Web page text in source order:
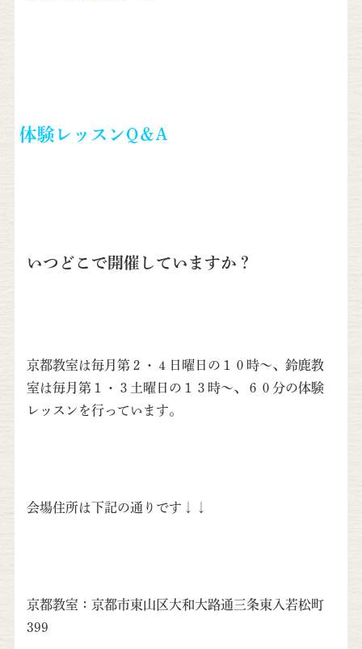
体験レッスンQ＆A
いつどこで開催していますか？
京都教室は毎月第２・４日曜日の１０時〜、鈴鹿教
室は毎月第１・３土曜日の１３時〜、６０分の体験
レッスンを行っています。
会場住所は下記の通りです↓↓
京都教室：京都市東山区大和大路通三条東入若松町
399